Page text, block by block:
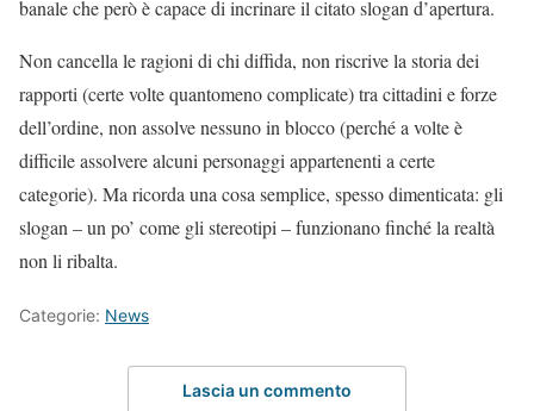
banale che però è capace di incrinare il citato slogan d’apertura.
Non cancella le ragioni di chi diffida, non riscrive la storia dei
rapporti (certe volte quantomeno complicate) tra cittadini e forze
dell’ordine, non assolve nessuno in blocco (perché a volte è
difficile assolvere alcuni personaggi appartenenti a certe
categorie). Ma ricorda una cosa semplice, spesso dimenticata: gli
slogan – un po’ come gli stereotipi – funzionano finché la realtà
non li ribalta.
Categorie: News
Lascia un commento